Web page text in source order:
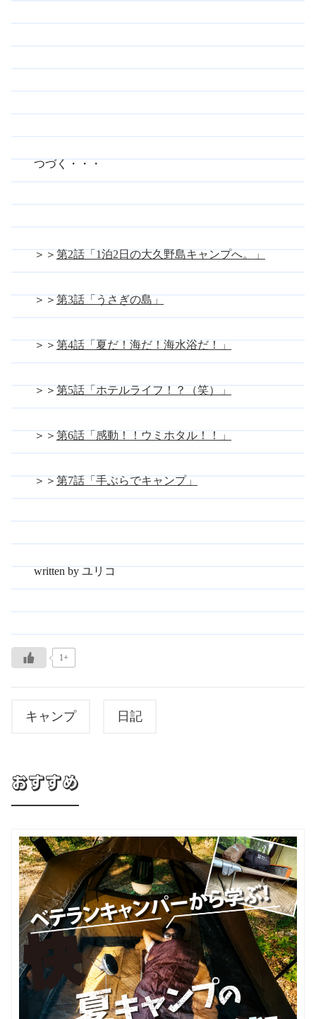
つづく・・・
＞＞ 第2話「1泊2日の大久野島キャンプへ。」
＞＞ 第3話「うさぎの島」
＞＞ 第4話「夏だ！海だ！海水浴だ！」
＞＞ 第5話「ホテルライフ！？（笑）」
＞＞ 第6話「感動！！ウミホタル！！」
＞＞ 第7話「手ぶらでキャンプ」
written by ユリコ
1+
キャンプ 日記
おすすめ